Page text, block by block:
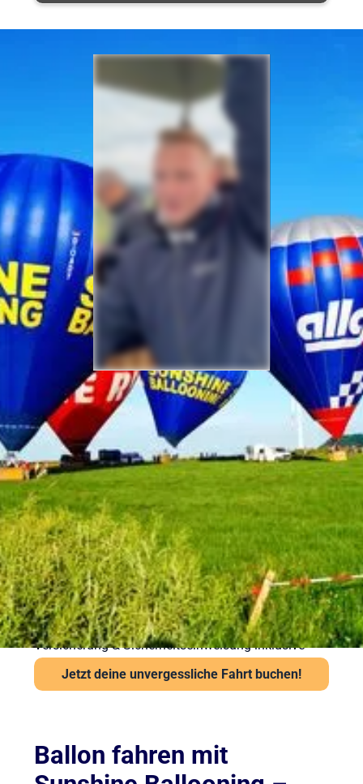
Sicherheit bei Ihrer
Ballonfahrt – Gut
vorbereitet in die Luft
Sicherheit steht bei Sunshine Ballooning an erster
Stelle. Jede Ballonfahrt findet nur bei stabiler
Wetterlage statt. Unsere Piloten prüfen Wind und
Sicht vor jedem Start über das Flugwetteramt.
Wichtige Hinweise:
Ab 6 Jahren und mindestens 120 cm Körpergröße
Kein besonderes Schuhwerk erforderlich, aber
festes empfohlen
Auch bei leichter Höhenangst problemlos möglich
Versicherung & Sicherheitseinweisung inklusive
Jetzt deine unvergessliche Fahrt buchen!
Ballon fahren mit